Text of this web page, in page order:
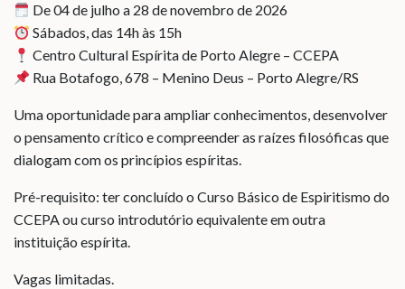
De 04 de julho a 28 de novembro de 2026
Sábados, das 14h às 15h
Centro Cultural Espírita de Porto Alegre – CCEPA
Rua Botafogo, 678 – Menino Deus – Porto Alegre/RS
Uma oportunidade para ampliar conhecimentos, desenvolver
o pensamento crítico e compreender as raízes filosóficas que
dialogam com os princípios espíritas.
Pré-requisito: ter concluído o Curso Básico de Espiritismo do
CCEPA ou curso introdutório equivalente em outra
instituição espírita.
Vagas limitadas.